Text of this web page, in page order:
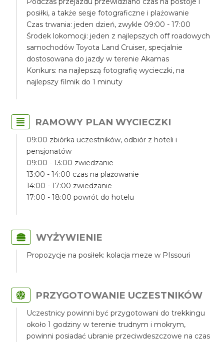
posiłki, a także sesje fotograficzne i plażowanie
Czas trwania: jeden dzień, zwykle 09:00 - 17:00
Środek lokomocji: jeden z najlepszych off roadowych
samochodów Toyota Land Cruiser, specjalnie
dostosowana do jazdy w terenie Akamas
Konkurs: na najlepszą fotografię wycieczki, na
najlepszy filmik do 1 minuty
RAMOWY PLAN WYCIECZKI
09:00 zbiórka uczestników, odbiór z hoteli i
pensjonatów
09:00 - 13:00 zwiedzanie
13:00 - 14:00 czas na plażowanie
14:00 - 17:00 zwiedzanie
17:00 - 18:00 powrót do hotelu
WYŻYWIENIE
Propozycje na posiłek: kolacja meze w PIssouri
PRZYGOTOWANIE UCZESTNIKÓW
Uczestnicy powinni być przygotowani do trekkingu
około 1 godziny w terenie trudnym i mokrym,
powinni posiadać ubranie przeciwdeszczowe na czas